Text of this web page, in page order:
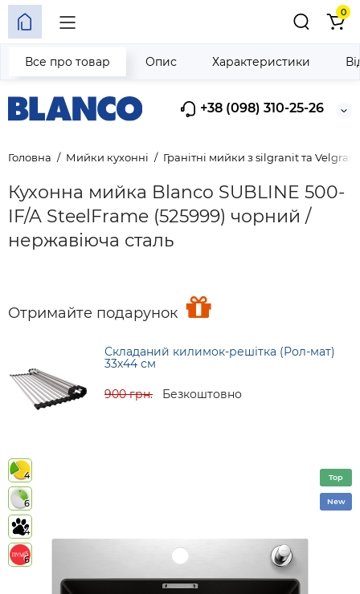
+38 (098) 310-25-26
0
Головна Мийки кухонні Гранітні мийки з silgranit та
Кухонна мийка Blanco SUBLINE 500-
IF/A SteelFrame (525999) чорний /
нержавіюча сталь
Отримайте подарунок
Складаний килимок-решітка (Рол-мат)
33х44 см
900 грн. Безкоштовно
Все про товар Опис Характеристики
4
6
4
6
Top
New